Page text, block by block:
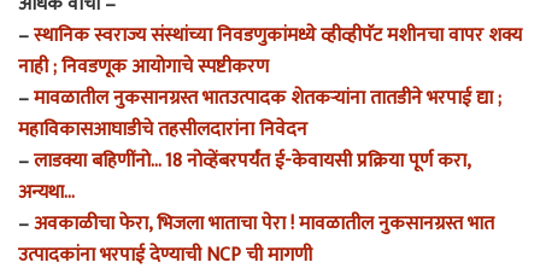
–स्थानिक स्वराज्य संस्थांच्या निवडणुकांमध्ये व्हीव्हीपॅट मशीनचा वापर शक्य
नाही ; निवडणूक आयोगाचे स्पष्टीकरण
–मावळातील नुकसानग्रस्त भातउत्पादक शेतकऱ्यांना तातडीने भरपाई द्या ;
महाविकासआघाडीचे तहसीलदारांना निवेदन
–लाडक्या बहिणींनो… 18 नोव्हेंबरपर्यंत ई-केवायसी प्रक्रिया पूर्ण करा,
अन्यथा…
–अवकाळीचा फेरा, भिजला भाताचा पेरा ! मावळातील नुकसानग्रस्त भात
उत्पादकांना भरपाई देण्याची NCP ची मागणी